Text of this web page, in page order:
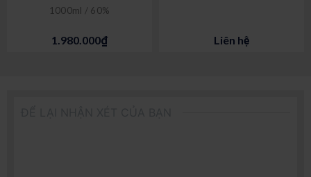
1000ml / 60%
1.980.000₫ Liên hệ